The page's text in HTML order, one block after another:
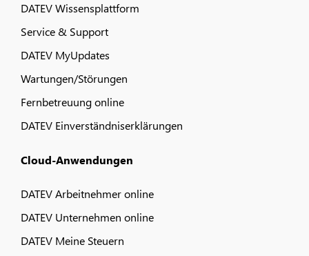
DATEV Wissensplattform
Service & Support
DATEV MyUpdates
Wartungen/Störungen
Fernbetreuung online
DATEV Einverständniserklärungen
Cloud-Anwendungen
DATEV Arbeitnehmer online
DATEV Unternehmen online
DATEV Meine Steuern